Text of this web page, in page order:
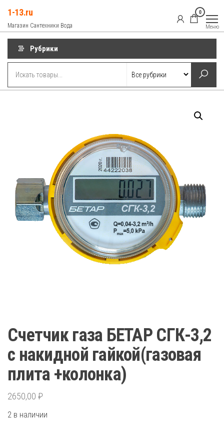
содержимому
1-13.ru
Магазин Сантехники Вода
0
Меню
Рубрики
Счетчик газа БЕТАР СГК-3,2
с накидной гайкой(газовая
плита +колонка)
2650,00 ₽
2 в наличии